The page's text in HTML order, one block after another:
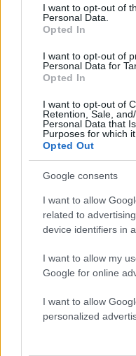
consent section.
I want to opt-out of
Personal Data.
Opted In
I want to opt-out of
Personal Data for
Opted In
I want to opt-out of
Retention, Sale,
Personal Data that
Purposes for which
Opted Out
Google consents
I want to allow
related to
device identifiers in
I want to allow my
Google for online
I want to allow
personalized
Φωτογραφία
Κλειστή παρέμεινε
Καβάλα προς Ξάνθη
Αν τα χάσατε